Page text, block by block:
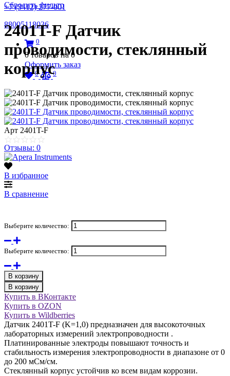
+7 (3412) 277-001
88005118036
0
0 товаров на0
Оформить заказ
0 0
Сбросить фильтр
2401T-F Датчик
проводимости, стеклянный
корпус
Арт 2401T-F
Отзывы: 0
В избранное
В сравнение
Выберите количество:
Выберите количество:
В корзину
В корзину
Купить в ВКонтакте
Купить в OZON
Купить в Wildberries
Датчик 2401T-F (K=1,0) предназначен для высокоточных
лабораторных измерений электропроводности .
Платинированные электроды повышают точность и
стабильность измерения электропроводности в диапазоне от 0
до 200 мСм/см.
Стеклянный корпус устойчив ко всем видам коррозии.